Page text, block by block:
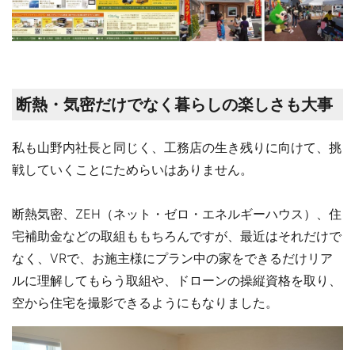
断熱・気密だけでなく暮らしの楽しさも大事
私も山野内社長と同じく、工務店の生き残りに向けて、挑
戦していくことにためらいはありません。
断熱気密、ZEH（ネット・ゼロ・エネルギーハウス）、住
宅補助金などの取組ももちろんですが、最近はそれだけで
なく、VRで、お施主様にプラン中の家をできるだけリア
ルに理解してもらう取組や、ドローンの操縦資格を取り、
空から住宅を撮影できるようにもなりました。